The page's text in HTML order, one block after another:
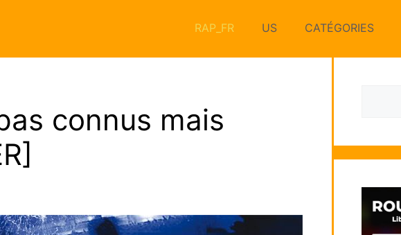
RAP_FR US CATÉGORIES
connus mais